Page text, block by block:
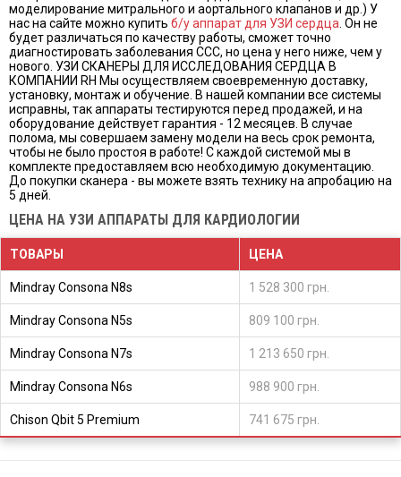
моделирование митрального и аортального клапанов и др.) У
нас на сайте можно купить б/у аппарат для УЗИ сердца . Он не
будет различаться по качеству работы, сможет точно
диагностировать заболевания ССС, но цена у него ниже, чем у
нового. УЗИ СКАНЕРЫ ДЛЯ ИССЛЕДОВАНИЯ СЕРДЦА В
КОМПАНИИ RH Мы осуществляем своевременную доставку,
установку, монтаж и обучение. В нашей компании все системы
исправны, так аппараты тестируются перед продажей, и на
оборудование действует гарантия - 12 месяцев. В случае
полома, мы совершаем замену модели на весь срок ремонта,
чтобы не было простоя в работе! С каждой системой мы в
комплекте предоставляем всю необходимую документацию.
До покупки сканера - вы можете взять технику на апробацию на
5 дней.
ЦЕНА НА УЗИ АППАРАТЫ ДЛЯ КАРДИОЛОГИИ
ТОВАРЫ ЦЕНА
Mindray Consona N8s 1 528 300 грн.
Mindray Consona N5s 809 100 грн.
Mindray Consona N7s 1 213 650 грн.
Mindray Consona N6s 988 900 грн.
Chison Qbit 5 Premium 741 675 грн.